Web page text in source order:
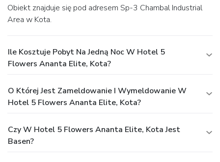
Obiekt znajduje się pod adresem Sp-3 Chambal Industrial
Area w Kota.
Ile Kosztuje Pobyt Na Jedną Noc W Hotel 5
Flowers Ananta Elite, Kota?
O Której Jest Zameldowanie I Wymeldowanie W
Hotel 5 Flowers Ananta Elite, Kota?
Czy W Hotel 5 Flowers Ananta Elite, Kota Jest
Basen?